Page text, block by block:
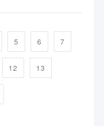
5 6 7
12 13